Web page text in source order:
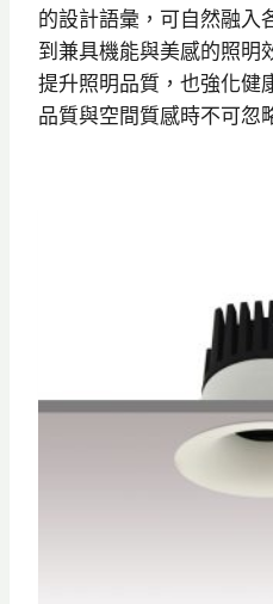
的設計語彙，可自然融入
到兼具機能與美感的照明
提升照明品質，也強化健
品質與空間質感時不可忽